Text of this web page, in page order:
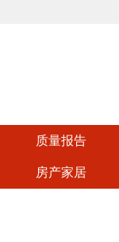
质量报告
房产家居